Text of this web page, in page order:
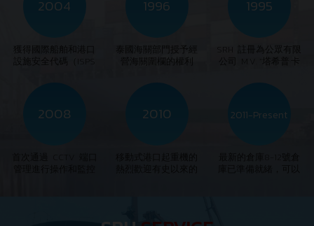
2004
獲得國際船舶和港口
設施安全代碼（ISPS
1996
泰國海關部門授予經
營海關圍欄的權利
1995
SRH 註冊為公眾有限
2008 2010 2011-Present